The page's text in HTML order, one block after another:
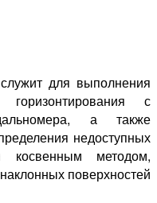
для выполнения
с
а также
недоступных
косвенным методом,
поверхностей